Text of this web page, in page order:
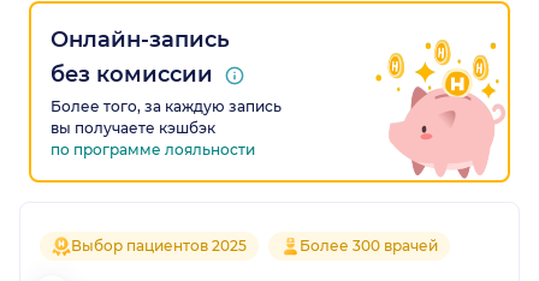
Онлайн-запись
без комиссии
Более того, за каждую запись
вы получаете кэшбэк
по программе лояльности
Выбор пациентов 2025 Более 300 врачей